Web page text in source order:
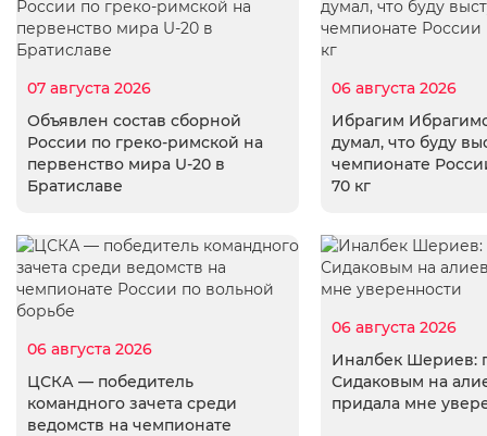
07 августа 2026
Объявлен состав сборной
России по греко-римской на
первенство мира U-20 в
Братиславе
06 августа 2026
Ибрагим
думал, что буду
чемпионате
70 кг
06 августа 2026
ЦСКА — победитель
командного зачета среди
ведомств на чемпионате
06 августа 2026
Иналбек Шериев:
Сидаковым на
придала мне